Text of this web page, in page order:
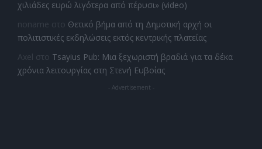
χιλιάδες ευρώ λιγότερα από πέρυσι» (video)
noname στο Θετικό βήμα από τη Δημοτική αρχή οι
πολιτιστικές εκδηλώσεις εκτός κεντρικής πλατείας
Axel στο Tsayius Pub: Μια ξεχωριστή βραδιά για τα δέκα
χρόνια λειτουργίας στη Στενή Ευβοίας
- Advertisement -